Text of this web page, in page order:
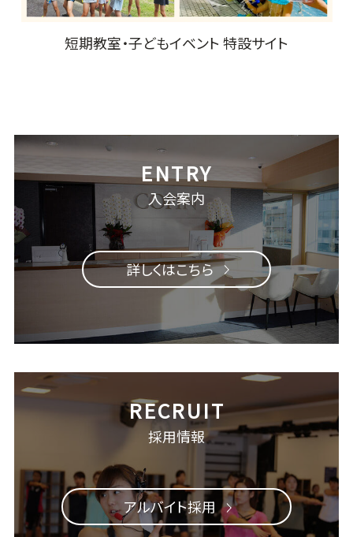
短期教室・子どもイベント 特設サイト
入会案内
詳しくはこちら
採用情報
アルバイト採用